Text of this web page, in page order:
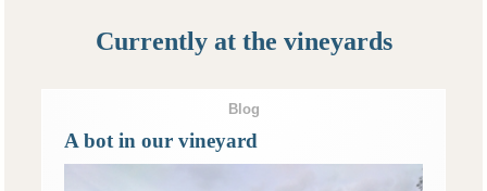
Currently at the vineyards
Blog
A bot in our vineyard